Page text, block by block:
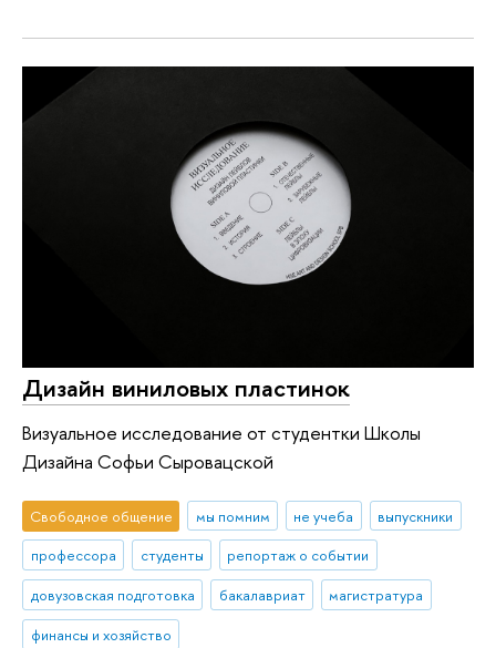
Дизайн виниловых пластинок
Визуальное исследование от студентки Школы
Дизайна Софьи Сыровацской
Свободное общение мы помним не учеба
выпускники
профессора
студенты
репортаж о событии
довузовская подготовка
бакалавриат
магистратура
финансы и хозяйство